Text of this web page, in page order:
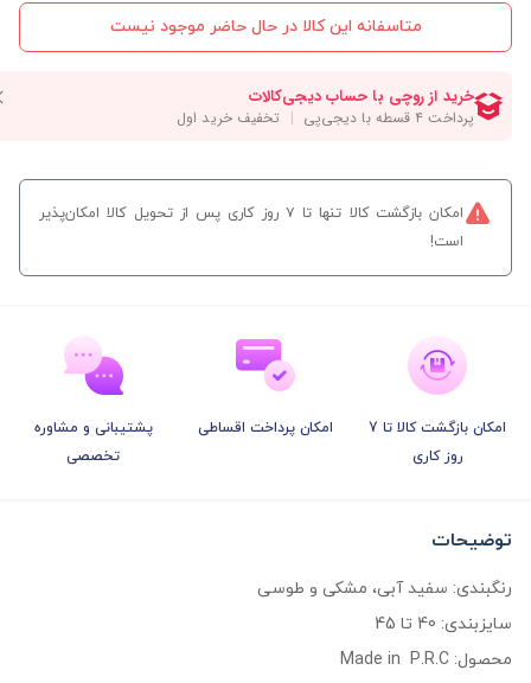
متاسفانه این کالا در حال حاضر موجود نیست
امکان بازگشت کالا تنها تا ۷ روز کاری پس از تحویل کالا امکان‌پذیر
است!
امکان بازگشت کالا تا 7
روز کاری
امکان پرداخت اقساطی
پشتیبانی و مشاوره
تخصصی
توضیحات
رنگبندی: سفید آبی، مشکی و طوسی
سایزبندی: 40 تا 45
محصول: Made in P.R.C